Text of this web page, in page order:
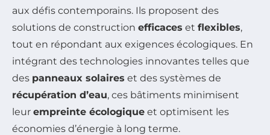
aux défis contemporains. Ils proposent des
solutions de construction efficaces et flexibles,
tout en répondant aux exigences écologiques. En
intégrant des technologies innovantes telles que
des panneaux solaires et des systèmes de
récupération d’eau, ces bâtiments minimisent
leur empreinte écologique et optimisent les
économies d’énergie à long terme.